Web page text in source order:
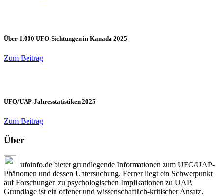
Über 1.000 UFO-Sichtungen in Kanada 2025
Zum Beitrag
UFO/UAP-Jahresstatistiken 2025
Zum Beitrag
Über
ufoinfo.de bietet grundlegende Informationen zum UFO/UAP-
Phänomen und dessen Untersuchung. Ferner liegt ein Schwerpunkt
auf Forschungen zu psychologischen Implikationen zu UAP.
Grundlage ist ein offener und wissenschaftlich-kritischer Ansatz.